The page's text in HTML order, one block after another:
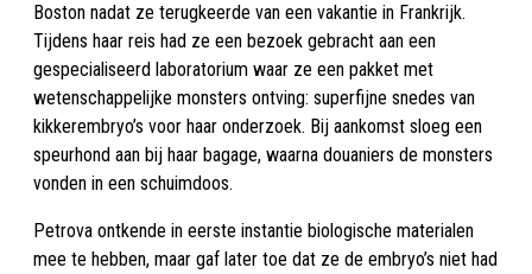
Boston nadat ze terugkeerde van een vakantie in Frankrijk.
Tijdens haar reis had ze een bezoek gebracht aan een
gespecialiseerd laboratorium waar ze een pakket met
wetenschappelijke monsters ontving: superfijne snedes van
kikkerembryo’s voor haar onderzoek. Bij aankomst sloeg een
speurhond aan bij haar bagage, waarna douaniers de monsters
vonden in een schuimdoos.
Petrova ontkende in eerste instantie biologische materialen
mee te hebben, maar gaf later toe dat ze de embryo’s niet had